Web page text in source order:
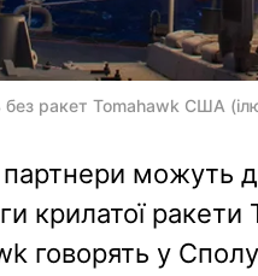
без ракет Tomahawk США
партнери можуть
крилатої
говорять у